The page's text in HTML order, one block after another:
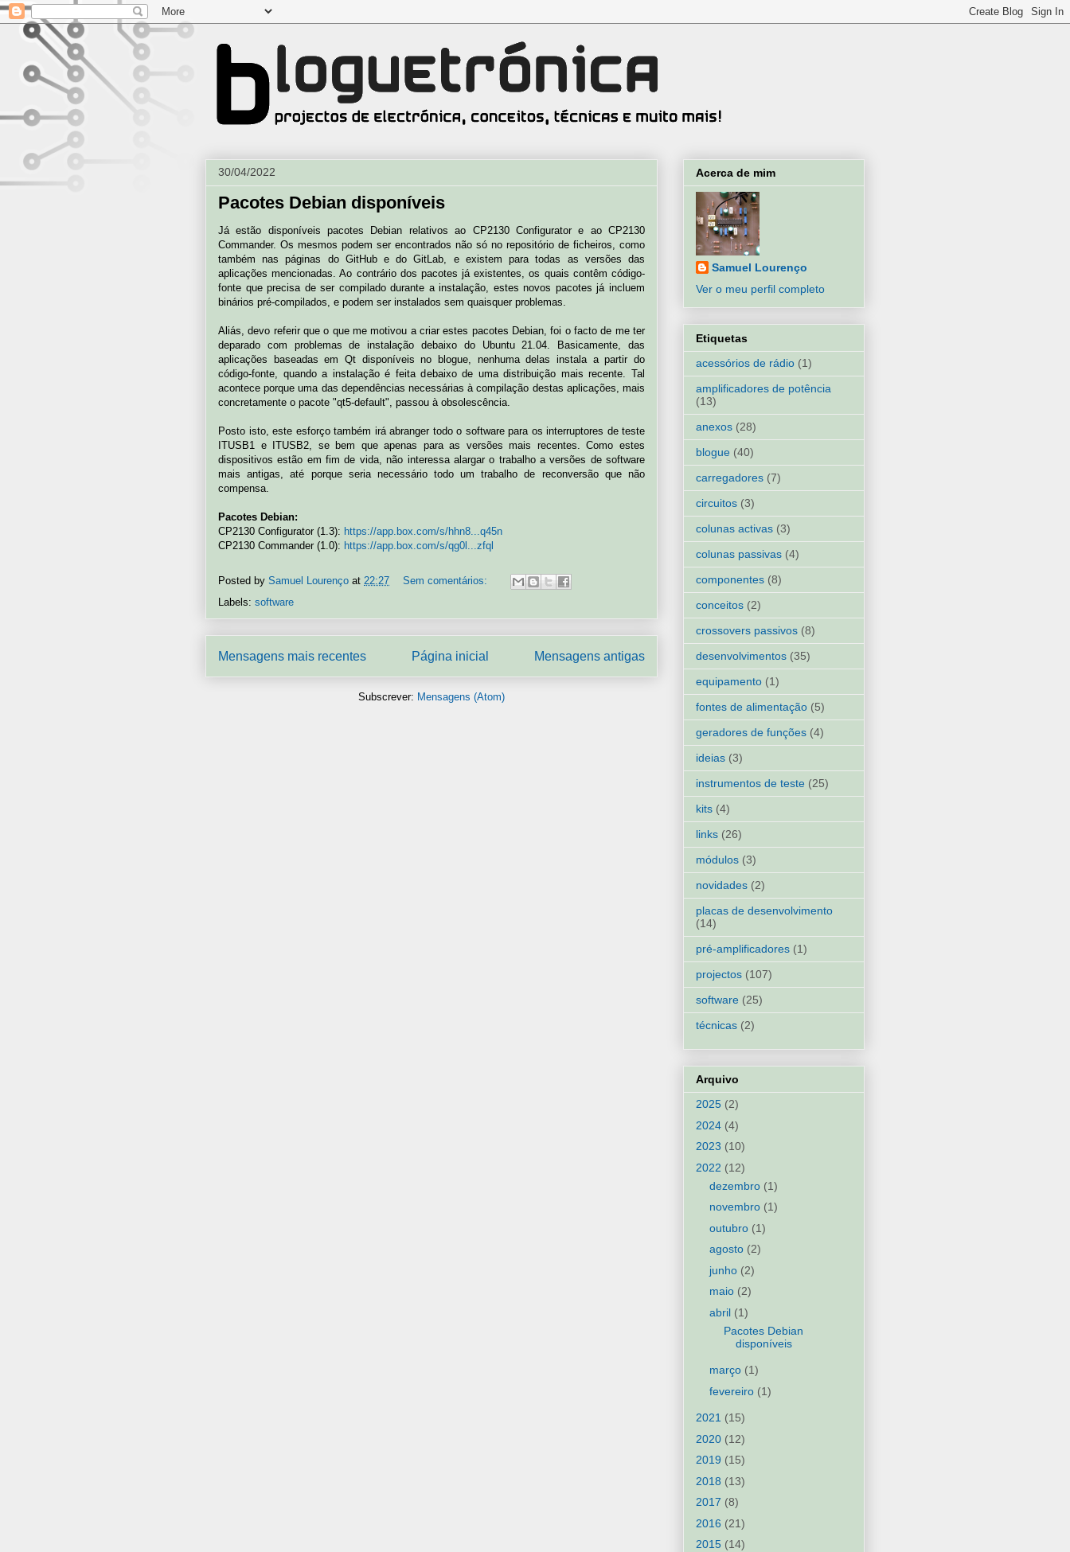
30/04/2022
Pacotes Debian disponíveis
Já estão disponíveis pacotes Debian relativos ao CP2130 Configurator e ao CP2130
Commander. Os mesmos podem ser encontrados não só no repositório de ficheiros, como
também nas páginas do GitHub e do GitLab, e existem para todas as versões das
aplicações mencionadas. Ao contrário dos pacotes já existentes, os quais contêm código-
fonte que precisa de ser compilado durante a instalação, estes novos pacotes já incluem
binários pré-compilados, e podem ser instalados sem quaisquer problemas.
Aliás, devo referir que o que me motivou a criar estes pacotes Debian, foi o facto de me ter
deparado com problemas de instalação debaixo do Ubuntu 21.04. Basicamente, das
aplicações baseadas em Qt disponíveis no blogue, nenhuma delas instala a partir do
código-fonte, quando a instalação é feita debaixo de uma distribuição mais recente. Tal
acontece porque uma das dependências necessárias à compilação destas aplicações, mais
concretamente o pacote "qt5-default", passou à obsolescência.
Posto isto, este esforço também irá abranger todo o software para os interruptores de teste
ITUSB1 e ITUSB2, se bem que apenas para as versões mais recentes. Como estes
dispositivos estão em fim de vida, não interessa alargar o trabalho a versões de software
mais antigas, até porque seria necessário todo um trabalho de reconversão que não
compensa.
Pacotes Debian:
CP2130 Configurator (1.3): https://app.box.com/s/hhn8...q45n
CP2130 Commander (1.0): https://app.box.com/s/qg0l...zfql
Posted by Samuel Lourenço at 22:27
Sem comentários:
Labels: software
Mensagens mais recentes Mensagens antigas
Página inicial
Subscrever: Mensagens (Atom)
Acerca de mim
Samuel Lourenço
Ver o meu perfil completo
Etiquetas
acessórios de rádio (1)
amplificadores de potência
(13)
anexos (28)
blogue (40)
carregadores (7)
circuitos (3)
colunas activas (3)
colunas passivas (4)
componentes (8)
conceitos (2)
crossovers passivos (8)
desenvolvimentos (35)
equipamento (1)
fontes de alimentação (5)
geradores de funções (4)
ideias (3)
instrumentos de teste (25)
kits (4)
links (26)
módulos (3)
novidades (2)
placas de desenvolvimento
(14)
pré-amplificadores (1)
projectos (107)
software (25)
técnicas (2)
Arquivo
2025 (2)
2024 (4)
2023 (10)
2022 (12)
dezembro (1)
novembro (1)
outubro (1)
agosto (2)
junho (2)
maio (2)
abril (1)
Pacotes Debian
disponíveis
março (1)
fevereiro (1)
2021 (15)
2020 (12)
2019 (15)
2018 (13)
2017 (8)
2016 (21)
2015 (14)